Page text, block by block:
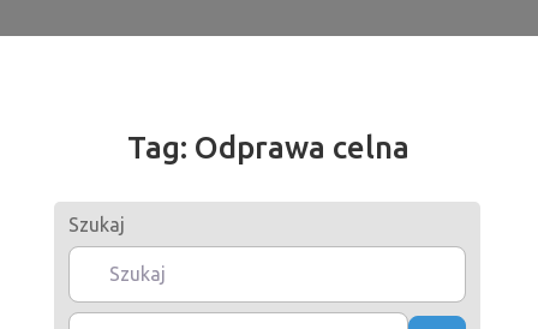
Tag: Odprawa celna
Szukaj
Gdzie